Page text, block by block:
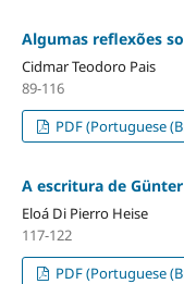
Algumas reflexões
Cidmar Teodoro Pais
89-116
PDF (Portuguese
A escritura de
Eloá Di Pierro Heise
117-122
PDF (Portuguese